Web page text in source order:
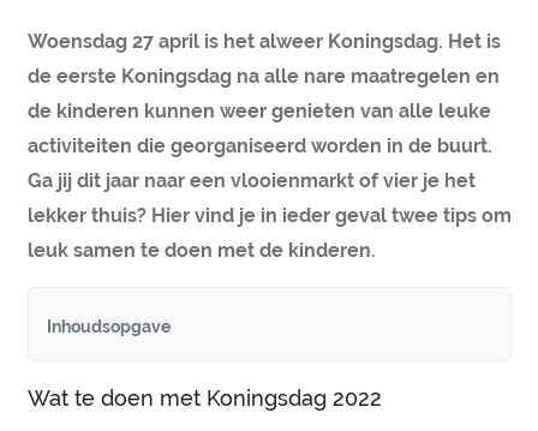
Woensdag 27 april is het alweer Koningsdag. Het is
de eerste Koningsdag na alle nare maatregelen en
de kinderen kunnen weer genieten van alle leuke
activiteiten die georganiseerd worden in de buurt.
Ga jij dit jaar naar een vlooienmarkt of vier je het
lekker thuis? Hier vind je in ieder geval twee tips om
leuk samen te doen met de kinderen.
Inhoudsopgave
Wat te doen met Koningsdag 2022